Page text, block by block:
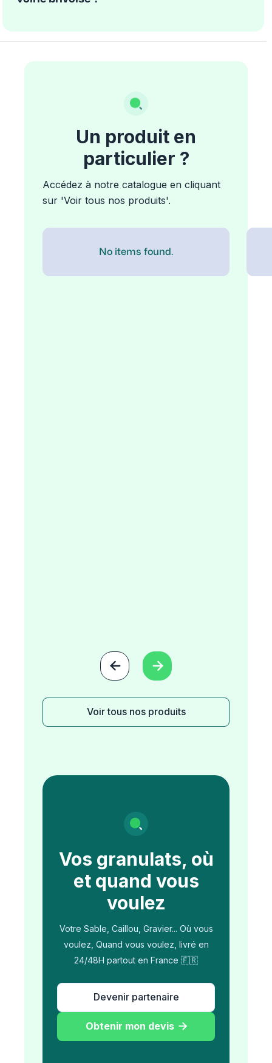
Un produit en
particulier ?
Accédez à notre catalogue en cliquant
sur 'Voir tous nos produits'.
No items found.
 
Voir tous nos produits
Vos granulats, où
et quand vous
voulez
Votre Sable, Caillou, Gravier... Où vous
voulez, Quand vous voulez, livré en
24/48H partout en France 🇫🇷
Devenir partenaire
Obtenir mon devis 